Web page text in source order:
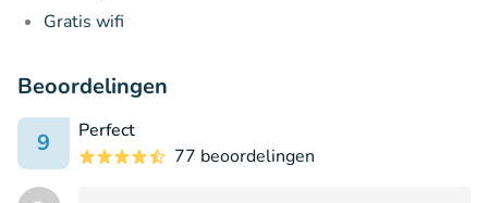
Gratis wifi
Beoordelingen
9
Perfect
77 beoordelingen